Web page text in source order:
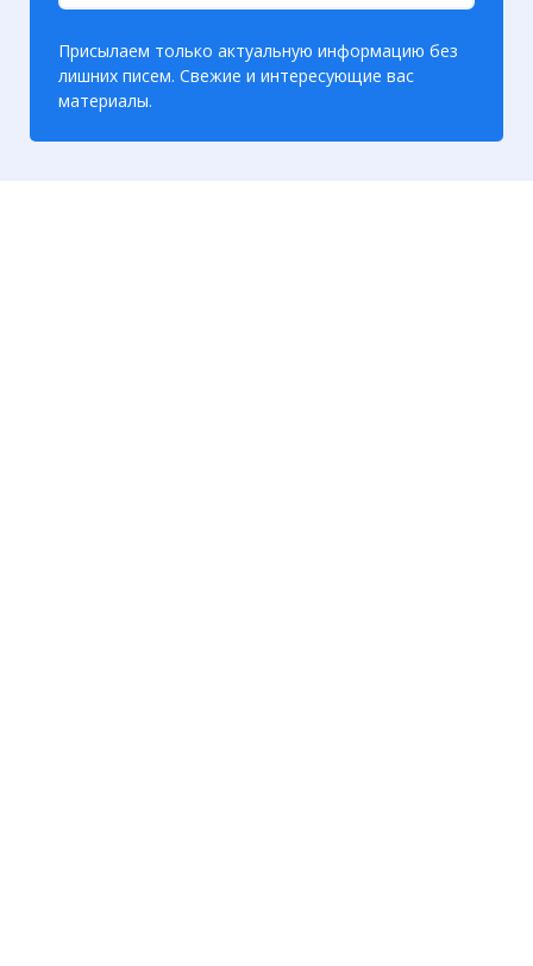
Присылаем только актуальную информацию без
лишних писем. Свежие и интересующие вас
материалы.